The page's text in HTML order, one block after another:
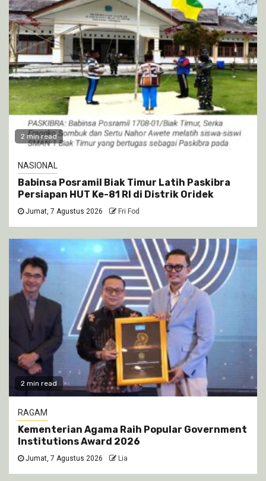
2 min read
NASIONAL
Babinsa Posramil Biak Timur Latih Paskibra
Persiapan HUT Ke-81 RI di Distrik Oridek
Jumat, 7 Agustus 2026 Fri Fod
2 min read
RAGAM
Kementerian Agama Raih Popular Government
Institutions Award 2026
Jumat, 7 Agustus 2026 Lia